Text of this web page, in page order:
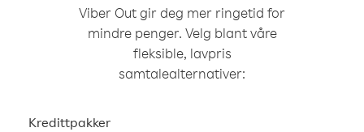
Viber Out gir deg mer ringetid for
mindre penger. Velg blant våre
fleksible, lavpris
samtalealternativer:
Kredittpakker